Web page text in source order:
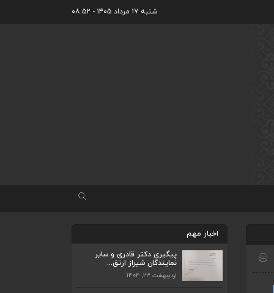
شنبه ۱۷ مرداد ۱۴۰۵ - ۰۸:۵۲
اخبار مهم
پیگیری دکتر قادری و سایر
نمایندگان شیراز ارتق...
اردیبهشت ۲۳, ۱۴۰۴